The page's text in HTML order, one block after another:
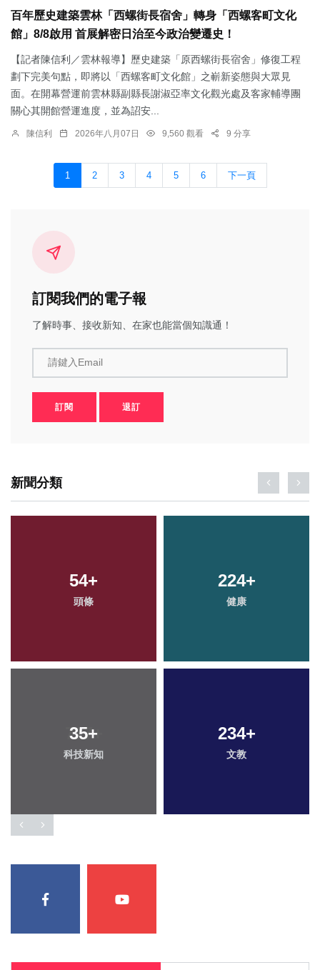
百年歷史建築雲林「西螺街長宿舍」轉身「西螺客町文化
館」8/8啟用 首展解密日治至今政治變遷史！
【記者陳信利／雲林報導】歷史建築「原西螺街長宿舍」修復工程
劃下完美句點，即將以「西螺客町文化館」之嶄新姿態與大眾見
面。在開幕營運前雲林縣副縣長謝淑亞率文化觀光處及客家輔導團
關心其開館營運進度，並為詔安...
陳信利 2026年八月07日 9,560 觀看 9 分享
1 2 3 4 5 6 下一頁
訂閱我們的電子報
了解時事、接收新知、在家也能當個知識通！
請鍵入Email
訂閱 退訂
新聞分類
54+
頭條
224+
健康
35+
科技新知
234+
文教